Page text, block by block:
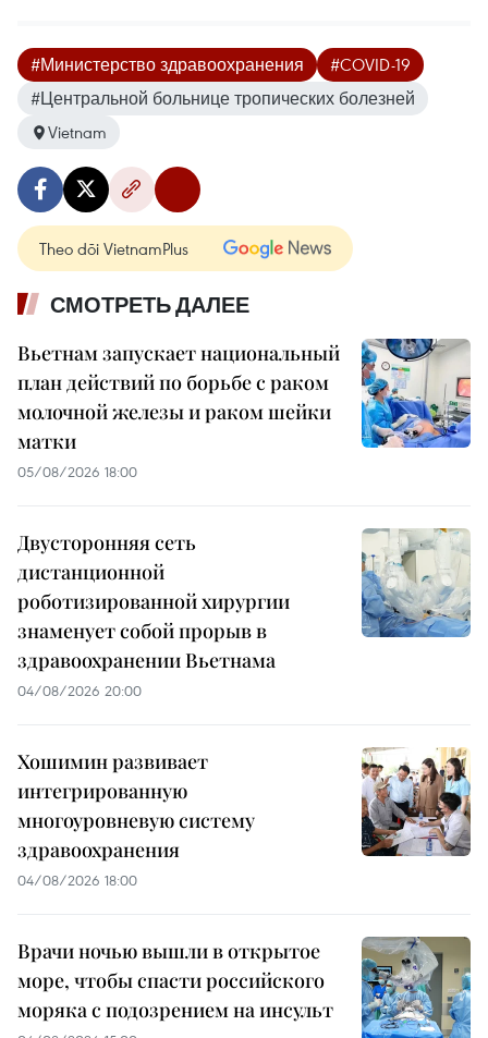
#Министерство здравоохранения
#COVID-19
#Центральной больнице тропических болезней
Vietnam
Theo dõi VietnamPlus
СМОТРЕТЬ ДАЛЕЕ
Вьетнам запускает национальный
план действий по борьбе с раком
молочной железы и раком шейки
матки
05/08/2026 18:00
Двусторонняя сеть
дистанционной
роботизированной хирургии
знаменует собой прорыв в
здравоохранении Вьетнама
04/08/2026 20:00
Хошимин развивает
интегрированную
многоуровневую систему
здравоохранения
04/08/2026 18:00
Врачи ночью вышли в открытое
море, чтобы спасти российского
моряка с подозрением на инсульт